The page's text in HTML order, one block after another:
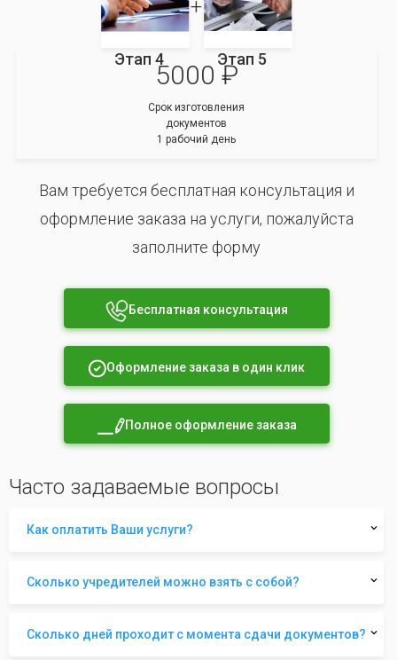
Этап 4 Этап 5
5000 ₽
Срок изготовления
документов
1 рабочий день
Вам требуется бесплатная консультация и
оформление заказа на услуги, пожалуйста
заполните форму
Бесплатная консультация
Оформление заказа в один клик
Полное оформление заказа
Часто задаваемые вопросы
Как оплатить Ваши услуги?
Сколько учредителей можно взять с собой?
Сколько дней проходит с момента сдачи документов?